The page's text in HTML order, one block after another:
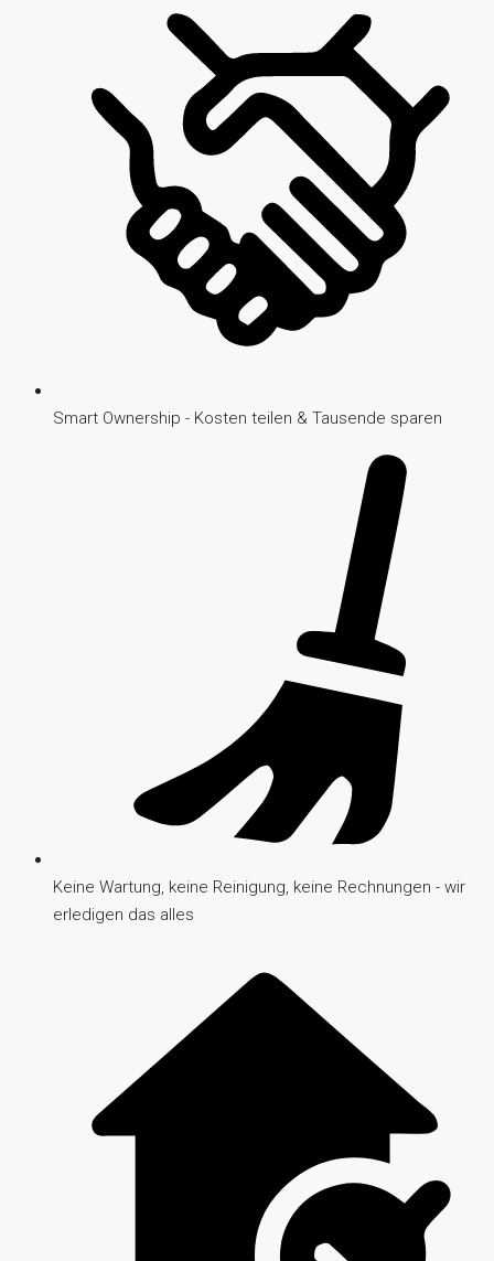
Smart Ownership - Kosten teilen & Tausende sparen
Keine Wartung, keine Reinigung, keine Rechnungen - wir
erledigen das alles